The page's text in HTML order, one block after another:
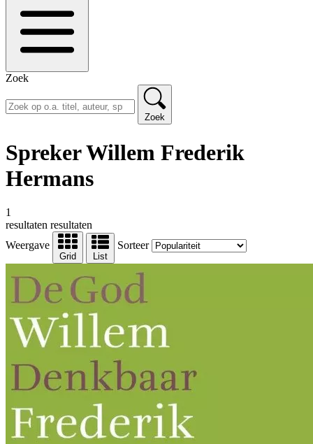
Zoek
Zoek
Spreker Willem Frederik
Hermans
1
resultaten resultaten
Weergave
Grid List
Sorteer